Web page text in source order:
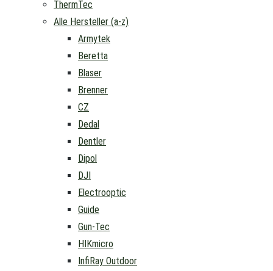
ThermTec
Alle Hersteller (a-z)
Armytek
Beretta
Blaser
Brenner
CZ
Dedal
Dentler
Dipol
DJI
Electrooptic
Guide
Gun-Tec
HIKmicro
InfiRay Outdoor